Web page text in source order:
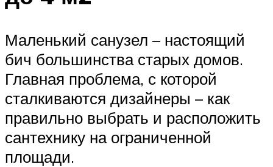
Маленький санузел – настоящий
бич большинства старых домов.
Главная проблема, с которой
сталкиваются дизайнеры – как
правильно выбрать и расположить
сантехнику на ограниченной
площади.